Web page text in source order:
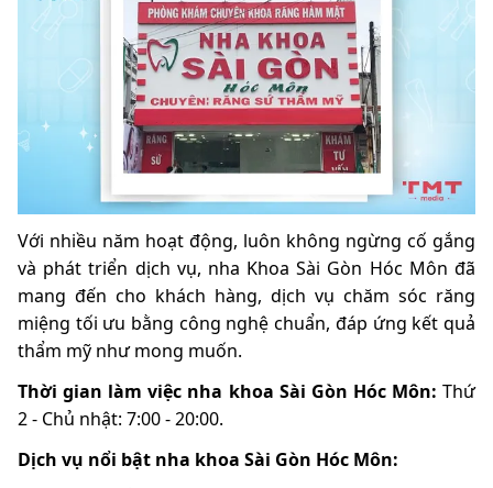
Với nhiều năm hoạt động, luôn không ngừng cố gắng
và phát triển dịch vụ, nha Khoa Sài Gòn Hóc Môn đã
mang đến cho khách hàng, dịch vụ chăm sóc răng
miệng tối ưu bằng công nghệ chuẩn, đáp ứng kết quả
thẩm mỹ như mong muốn.
Thời gian làm việc nha khoa Sài Gòn Hóc Môn: Thứ
2 - Chủ nhật: 7:00 - 20:00.
Dịch vụ nổi bật nha khoa Sài Gòn Hóc Môn: